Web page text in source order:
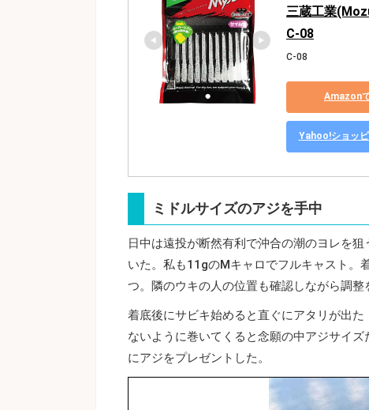
三蔵工業
C-08
C-08
Amazon
Yahoo!ショッ
ミドルサイズのアジを手中
日中は遠投が断然有利で沖合の潮のヨレを
いた。私も11gのMキャロでフルキャスト。
つ。隣のウキの人の位置も確認しながら調整
着底後にサビキ始めると直ぐにアタリが出
ないように巻いてくると念願の中アジサイ
にアジをプレゼントした。